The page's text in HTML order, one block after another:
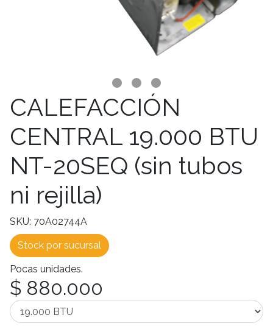
CALEFACCIÓN
CENTRAL 19.000 BTU
NT-20SEQ (sin tubos
ni rejilla)
SKU: 70A02744A
Stock por sucursal
Pocas unidades.
$ 880.000